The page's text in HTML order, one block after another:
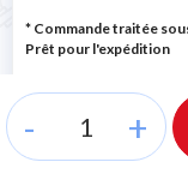
- +
* Commande traitée
Prêt pour l'expédition